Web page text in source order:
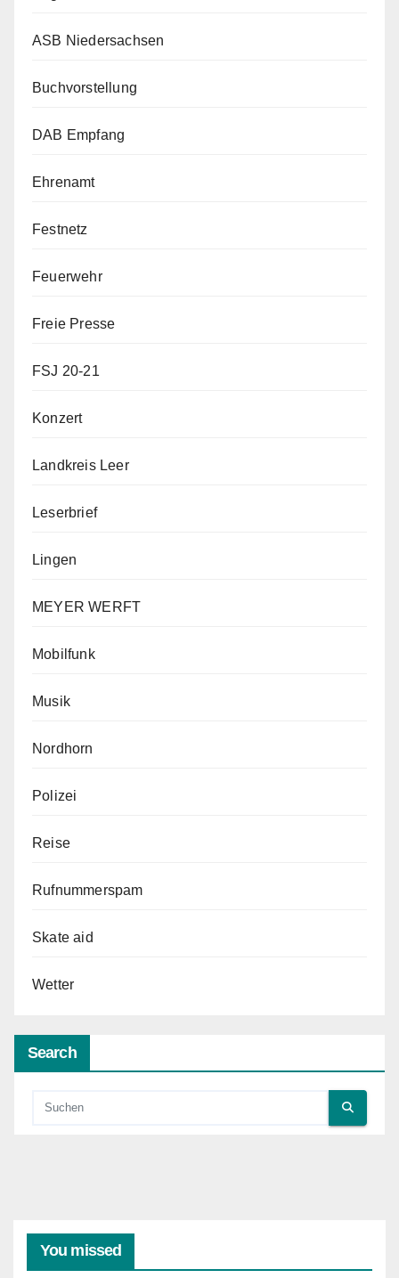
ASB Niedersachsen
Buchvorstellung
DAB Empfang
Ehrenamt
Festnetz
Feuerwehr
Freie Presse
FSJ 20-21
Konzert
Landkreis Leer
Leserbrief
Lingen
MEYER WERFT
Mobilfunk
Musik
Nordhorn
Polizei
Reise
Rufnummerspam
Skate aid
Wetter
Search
You missed